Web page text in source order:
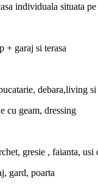
individuala situata
+ garaj si terasa
debara,living
cu geam, dressing
gresie , faianta, usi
gard, poarta